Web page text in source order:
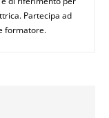
Partecipa ad
formatore.